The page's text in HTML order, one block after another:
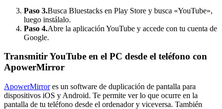
Paso 3.Busca Bluestacks en Play Store y busca «YouTube»,
luego instálalo.
Paso 4.Abre la aplicación YouTube y accede con tu cuenta de
Google.
Transmitir YouTube en el PC desde el teléfono con
ApowerMirror
ApowerMirrores un software de duplicación de pantalla para
dispositivos iOS y Android. Te permite ver lo que ocurre en la
pantalla de tu teléfono desde el ordenador y viceversa. También